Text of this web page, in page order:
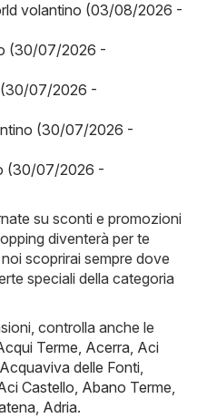
volantino (03/08/2026 -
(30/07/2026 -
07/2026 -
(30/07/2026 -
(30/07/2026 -
su sconti e promozioni
diventerà per te
scoprirai sempre dove
speciali della categoria
controlla anche le
Terme, Acerra, Aci
Acquaviva delle Fonti,
Castello, Abano Terme,
, Adria.